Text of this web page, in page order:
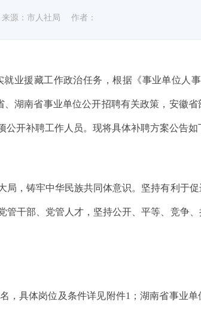
来源：市人社局 作者：
业援藏工作政治任务，根据《事业单位人
湖南省事业单位公开招聘有关政策，安徽
开补聘工作人员。现将具体补聘方案公告如
，铸牢中华民族共同体意识。坚持有利于
干部、党管人才，坚持公开、平等、竞争
，具体岗位及条件详见附件1；湖南省事业